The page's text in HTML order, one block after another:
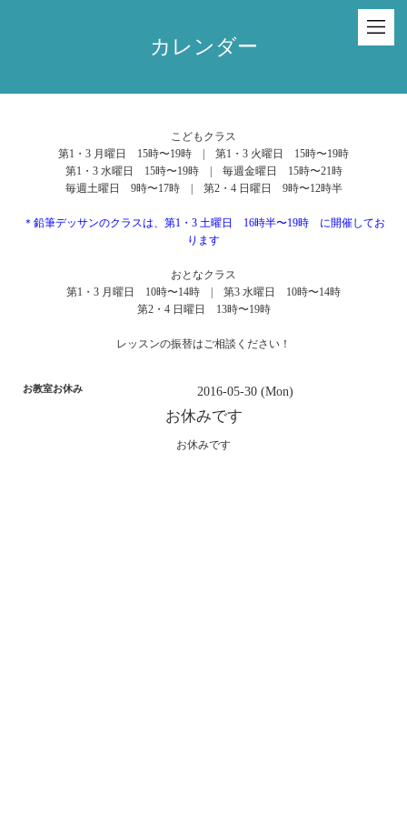
カレンダー
こどもクラス
第1・3 月曜日 15時〜19時 | 第1・3 火曜日 15時〜19時
第1・3 水曜日 15時〜19時 | 毎週金曜日 15時〜21時
毎週土曜日 9時〜17時 | 第2・4 日曜日 9時〜12時半
＊鉛筆デッサンのクラスは、第1・3 土曜日 16時半〜19時 に開催してお
ります
おとなクラス
第1・3 月曜日 10時〜14時 | 第3 水曜日 10時〜14時
第2・4 日曜日 13時〜19時
レッスンの振替はご相談ください！
お教室お休み 2016-05-30 (Mon)
お休みです
お休みです